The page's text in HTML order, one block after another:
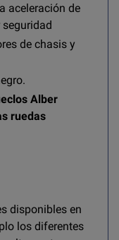
aceleración de
de chasis y
Alber
ruedas
disponibles en
los diferentes